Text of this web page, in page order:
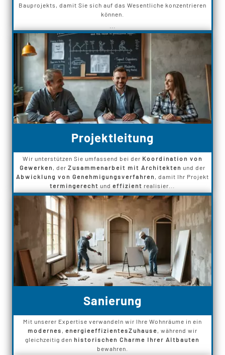
Bauprojekts, damit Sie sich auf das Wesentliche konzentrieren
können.
Projektleitung
Wir unterstützen Sie umfassend bei der Koordination von
Gewerken , der Zusammenarbeit mit Architekten und der
Abwicklung von Genehmigungsverfahren , damit Ihr Projekt
termingerecht undeffizient realisier...
Sanierung
Mit unserer Expertise verwandeln wir Ihre Wohnräume in ein
modernes , energieeffizientesZuhause , während wir
gleichzeitig den historischen Charme Ihrer Altbauten
bewahren.